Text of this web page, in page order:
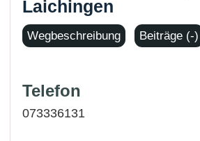
Laichingen
Wegbeschreibung Beiträge (-)
Telefon
073336131